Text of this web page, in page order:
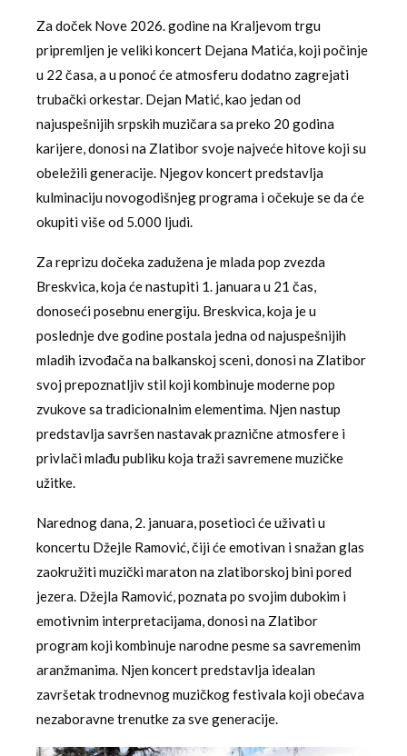
Za doček Nove 2026. godine na Kraljevom trgu
pripremljen je veliki koncert Dejana Matića, koji počinje
u 22 časa, a u ponoć će atmosferu dodatno zagrejati
trubački orkestar. Dejan Matić, kao jedan od
najuspešnijih srpskih muzičara sa preko 20 godina
karijere, donosi na Zlatibor svoje najveće hitove koji su
obeležili generacije. Njegov koncert predstavlja
kulminaciju novogodišnjeg programa i očekuje se da će
okupiti više od 5.000 ljudi.
Za reprizu dočeka zadužena je mlada pop zvezda
Breskvica, koja će nastupiti 1. januara u 21 čas,
donoseći posebnu energiju. Breskvica, koja je u
poslednje dve godine postala jedna od najuspešnijih
mladih izvođača na balkanskoj sceni, donosi na Zlatibor
svoj prepoznatljiv stil koji kombinuje moderne pop
zvukove sa tradicionalnim elementima. Njen nastup
predstavlja savršen nastavak praznične atmosfere i
privlači mlađu publiku koja traži savremene muzičke
užitke.
Narednog dana, 2. januara, posetioci će uživati u
koncertu Džejle Ramović, čiji će emotivan i snažan glas
zaokružiti muzički maraton na zlatiborskoj bini pored
jezera. Džejla Ramović, poznata po svojim dubokim i
emotivnim interpretacijama, donosi na Zlatibor
program koji kombinuje narodne pesme sa savremenim
aranžmanima. Njen koncert predstavlja idealan
završetak trodnevnog muzičkog festivala koji obećava
nezaboravne trenutke za sve generacije.